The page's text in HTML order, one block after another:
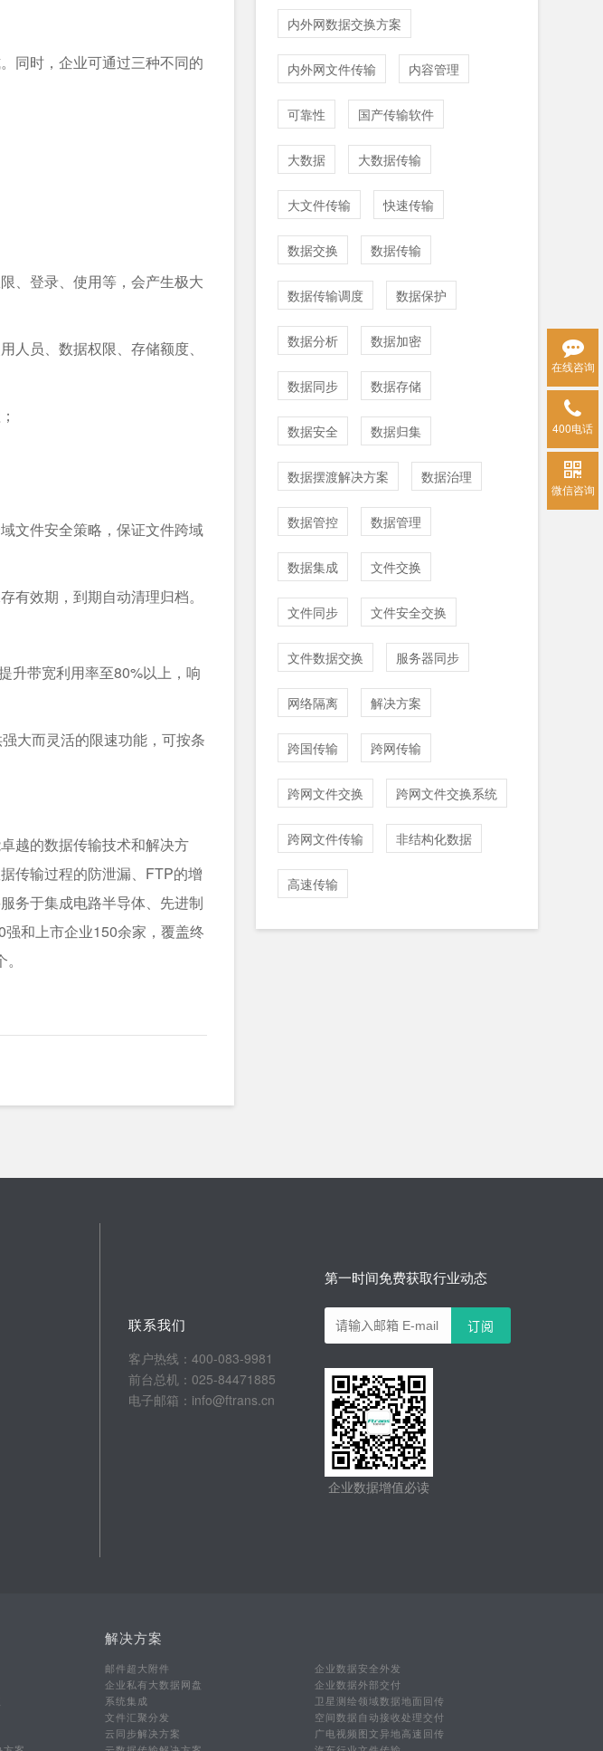
同时，企业可通过三种不同的
、登录、使用等，会产生极大
员、数据权限、存储额度、
文件安全策略，保证文件跨域
有效期，到期自动清理归档。
升带宽利用率至80%以上，响
大而灵活的限速功能，可按条
越的数据传输技术和解决方
传输过程的防泄漏、FTP的增
务于集成电路半导体、先进制
和上市企业150余家，覆盖终
内外网数据交换方案
内外网文件传输 内容管理
可靠性 国产传输软件
大数据 大数据传输
大文件传输 快速传输
数据交换 数据传输
数据传输调度 数据保护
数据分析 数据加密
数据同步 数据存储
数据安全 数据归集
数据摆渡解决方案 数据治理
数据管控 数据管理
数据集成 文件交换
文件同步 文件安全交换
文件数据交换 服务器同步
网络隔离 解决方案
跨国传输 跨网传输
跨网文件交换 跨网文件交换系统
跨网文件传输 非结构化数据
高速传输
在线咨询
400电话
微信咨询
联系我们
客户热线：400-083-9981
前台总机：025-84471885
电子邮箱：info@ftrans.cn
第一时间免费获取行业动态
企业数据增值必读
解决方案
邮件超大附件
企业私有大数据网盘
系统集成
文件汇聚分发
云同步解决方案
企业数据安全外发
企业数据外部交付
卫星测绘领域数据地面回传
空间数据自动接收处理交付
广电视频图文异地高速回传